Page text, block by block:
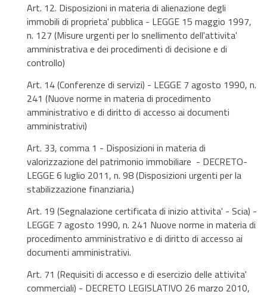
Art. 12. Disposizioni in materia di alienazione degli
immobili di proprieta' pubblica - LEGGE 15 maggio 1997,
n. 127 (Misure urgenti per lo snellimento dell'attivita'
amministrativa e dei procedimenti di decisione e di
controllo)
Art. 14 (Conferenze di servizi) - LEGGE 7 agosto 1990, n.
241 (Nuove norme in materia di procedimento
amministrativo e di diritto di accesso ai documenti
amministrativi)
Art. 33, comma 1 - Disposizioni in materia di
valorizzazione del patrimonio immobiliare - DECRETO-
LEGGE 6 luglio 2011, n. 98 (Disposizioni urgenti per la
stabilizzazione finanziaria.)
Art. 19 (Segnalazione certificata di inizio attivita' - Scia) -
LEGGE 7 agosto 1990, n. 241 Nuove norme in materia di
procedimento amministrativo e di diritto di accesso ai
documenti amministrativi.
Art. 71 (Requisiti di accesso e di esercizio delle attivita'
commerciali) - DECRETO LEGISLATIVO 26 marzo 2010,